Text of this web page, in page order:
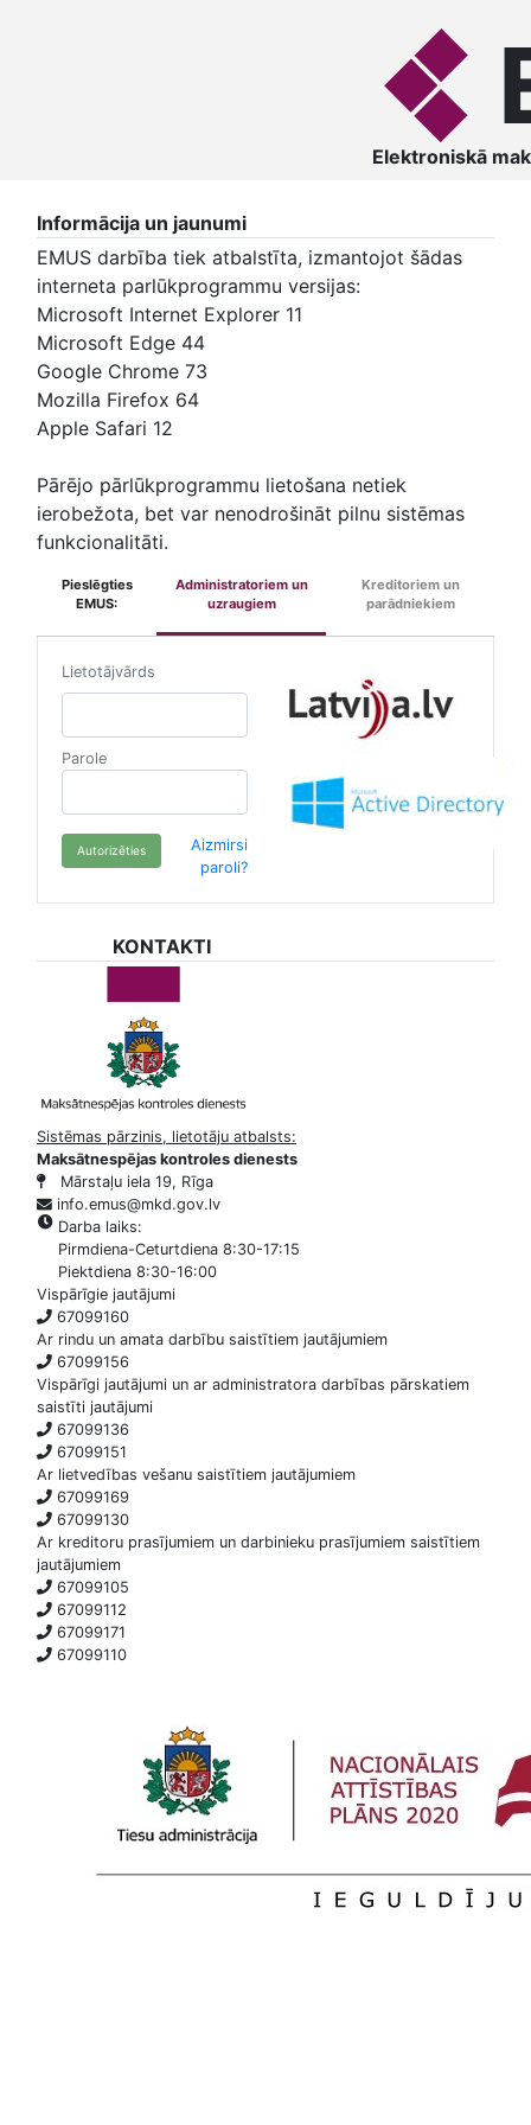
Elektroniskā
Informācija un jaunumi
EMUS darbība tiek atbalstīta, izmantojot šādas
interneta parlūkprogrammu versijas:
Microsoft Internet Explorer 11
Microsoft Edge 44
Google Chrome 73
Mozilla Firefox 64
Apple Safari 12
Pārējo pārlūkprogrammu lietošana netiek
ierobežota, bet var nenodrošināt pilnu sistēmas
funkcionalitāti.
Pieslēgties
EMUS:
Administratoriem un
uzraugiem
Kreditoriem un
parādniekiem
Lietotājvārds
Parole
Autorizēties
Aizmirsi
paroli?
KONTAKTI
Sistēmas pārzinis, lietotāju atbalsts:
Maksātnespējas kontroles dienests
Mārstaļu iela 19, Rīga
info.emus@mkd.gov.lv
Darba laiks:
Pirmdiena-Ceturtdiena 8:30-17:15
Piektdiena 8:30-16:00
Vispārīgie jautājumi
67099160
Ar rindu un amata darbību saistītiem jautājumiem
67099156
Vispārīgi jautājumi un ar administratora darbības pārskatiem
saistīti jautājumi
67099136
67099151
Ar lietvedības vešanu saistītiem jautājumiem
67099169
67099130
Ar kreditoru prasījumiem un darbinieku prasījumiem saistītiem
jautājumiem
67099105
67099112
67099171
67099110